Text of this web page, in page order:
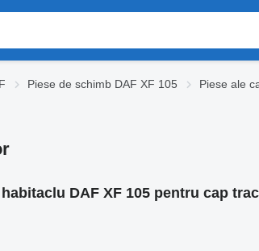
Piese de schimb DAF XF 105 Piese ale
DAF XF 105 pentru cap